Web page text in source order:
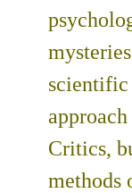
scientific
Critics,
methods